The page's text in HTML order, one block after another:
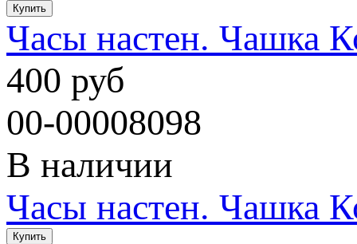
Часы настен. Чашка
400 руб
00-00008098
В наличии
Часы настен. Чашка